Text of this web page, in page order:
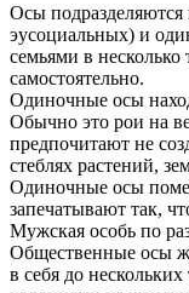
Осы
эусоциальных) и
семьями в
самостоятельно.
Одиночные осы
Обычно это рои на
предпочитают не
стеблях растений,
Одиночные осы
запечатывают так,
Мужская особь по
Общественные осы
в себя до